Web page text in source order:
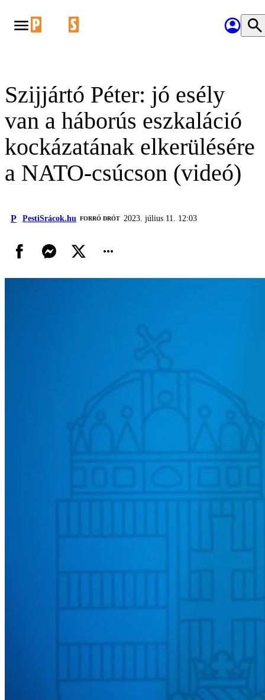
Szijjártó Péter: jó esély
van a háborús eszkaláció
kockázatának elkerülésére
a NATO-csúcson (videó)
P PestiSrácok.hu FORRÓ DRÓT 2023. július 11. 12:03